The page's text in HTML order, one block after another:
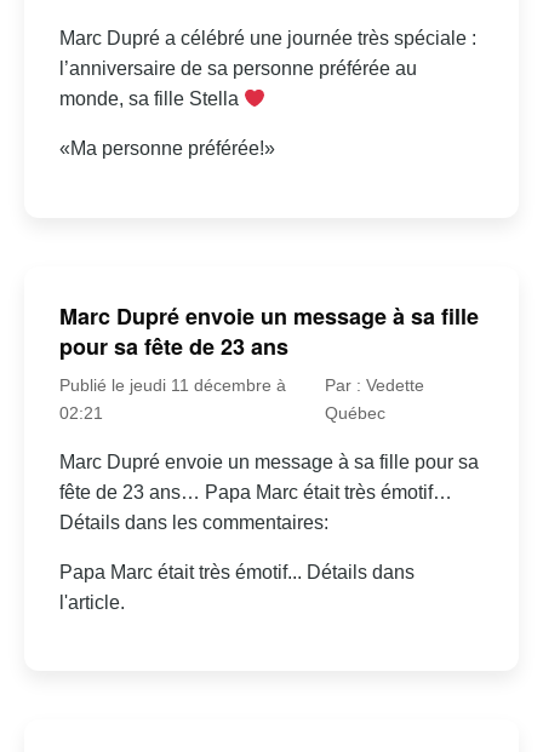
Marc Dupré a célébré une journée très spéciale :
l’anniversaire de sa personne préférée au
monde, sa fille Stella
«Ma personne préférée!»
Marc Dupré envoie un message à sa fille
pour sa fête de 23 ans
Publié le jeudi 11 décembre à
02:21
Par : Vedette
Québec
Marc Dupré envoie un message à sa fille pour sa
fête de 23 ans… Papa Marc était très émotif…
Détails dans les commentaires:
Papa Marc était très émotif... Détails dans
l'article.